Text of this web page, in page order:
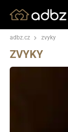
adbz.cz zvyky
ZVYKY